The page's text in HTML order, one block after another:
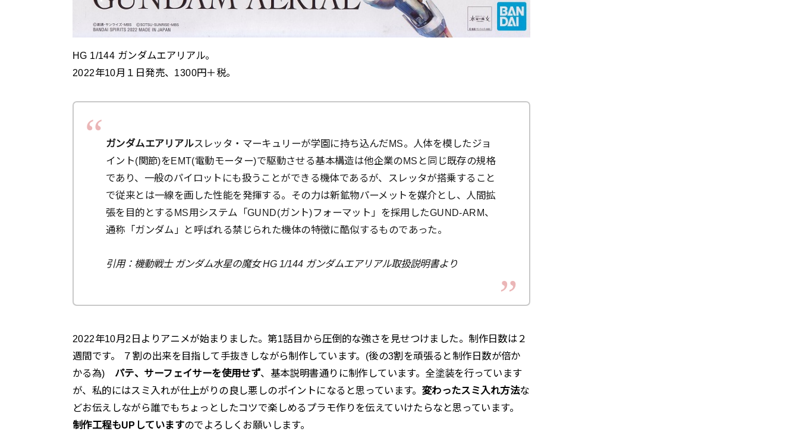
HG 1/144 ガンダムエアリアル。
2022年10月１日発売、1300円＋税。
ガンダムエアリアルスレッタ・マーキュリーが学園に持ち込んだMS。人体を模したジョ
イント(関節)をEMT(電動モーター)で駆動させる基本構造は他企業のMSと同じ既存の規格
であり、一般のパイロットにも扱うことができる機体であるが、スレッタが搭乗すること
で従来とは一線を画した性能を発揮する。その力は新鉱物パーメットを媒介とし、人間拡
張を目的とするMS用システム「GUND(ガント)フォーマット」を採用したGUND-ARM、
通称「ガンダム」と呼ばれる禁じられた機体の特徴に酷似するものであった。
引用：機動戦士 ガンダム水星の魔女 HG 1/144 ガンダムエアリアル取扱説明書より
2022年10月2日よりアニメが始まりました。第1話目から圧倒的な強さを見せつけました。制作日数は２
週間です。 ７割の出来を目指して手抜きしながら制作しています。(後の3割を頑張ると制作日数が倍か
かる為) パテ、サーフェイサーを使用せず、基本説明書通りに制作しています。全塗装を行っています
が、私的にはスミ入れが仕上がりの良し悪しのポイントになると思っています。 変わったスミ入れ方法な
どお伝えしながら誰でもちょっとしたコツで楽しめるプラモ作りを伝えていけたらなと思っています。
制作工程もUPしていますのでよろしくお願いします。